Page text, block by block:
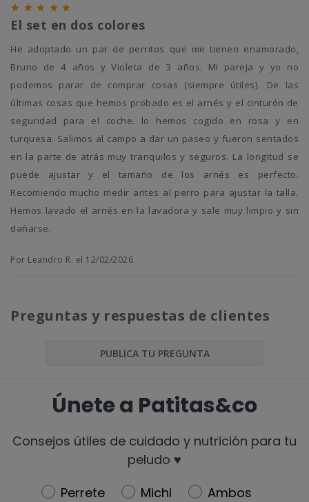
    
El set en dos colores
He adoptado un par de perritos que me tienen enamorado,
Bruno de 4 años y Violeta de 3 años. Mi pareja y yo no
podemos parar de comprar cosas (siempre útiles). De las
últimas cosas que hemos probado es el arnés y el cinturón de
seguridad para el coche. lo hemos cogido en rosa y en
turquesa. Salimos al campo a dar un paseo y fueron sentados
en la parte de atrás muy tranquilos y seguros. La longitud se
puede ajustar y el tamaño de los arnés es perfecto.
Recomiendo mucho medir antes al perro para ajustar la talla.
Hemos lavado el arnés en la lavadora y sale muy limpio y sin
dañarse.
Por Leandro R. el 12/02/2026
Preguntas y respuestas de clientes
PUBLICA TU PREGUNTA
Únete a Patitas&co
Consejos útiles de cuidado y nutrición para tu
peludo ♥️
Newsletter
Perrete Michi
Ambos